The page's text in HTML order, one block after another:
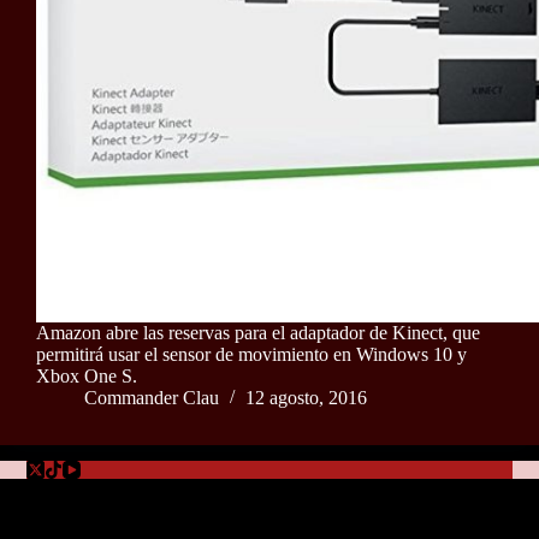
Amazon abre las reservas para el adaptador de Kinect, que
permitirá usar el sensor de movimiento en Windows 10 y
Xbox One S.
Commander Clau
12 agosto, 2016